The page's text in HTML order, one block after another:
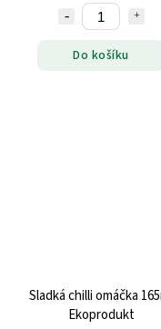
Do košíku
Sladká chilli omáčka
Ekoprodukt